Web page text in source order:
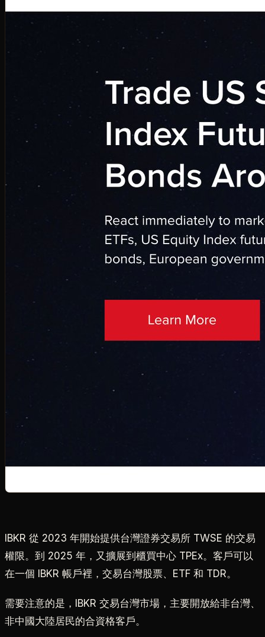
IBKR 從 2023 年開始提供台灣證券交易所 TWSE 的交易
權限。到 2025 年，又擴展到櫃買中心 TPEx。客戶可以
在一個 IBKR 帳戶裡，交易台灣股票、ETF 和 TDR。
需要注意的是，IBKR 交易台灣市場，主要開放給非台灣、
非中國大陸居民的合資格客戶。